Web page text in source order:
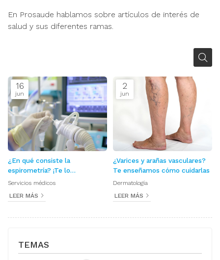
En Prosaude hablamos sobre artículos de interés de
salud y sus diferentes ramas.
TEMAS
16
jun
¿En qué consiste la
espirometría? ¡Te lo
explicamos!
Servicios médicos
LEER MÁS
2
jun
¿Varices y arañas vasculares?
Te enseñamos cómo cuidarlas
Dermatología
LEER MÁS